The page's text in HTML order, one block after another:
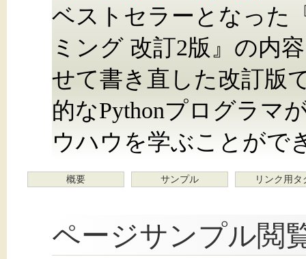
ベストセラーとなった
ミング 改訂2版』の内
せて書き直した改訂版
的なPythonプログラマ
ウハウを学ぶことがで
概要 サンプル リンク用タ
ページサンプル閲